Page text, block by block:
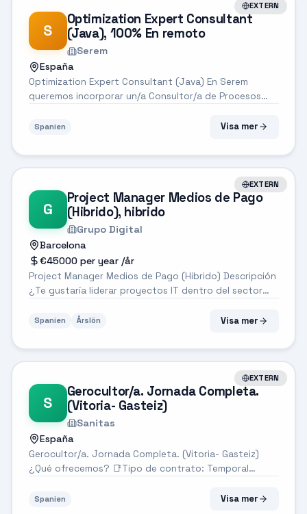
EXTERN
S
Optimization Expert Consultant
(Java), 100% En remoto
Serem
España
Optimization Expert Consultant (Java) En Serem
queremos incorporar un/a Consultor/a de Procesos
Madrid. Funciones principales: Actuar como referente
Spanien Visa mer
EXTERN
G
Project Manager Medios de Pago
(Hibrido), hibrido
Grupo Digital
Barcelona
€45000 per year/år
Project Manager Medios de Pago (Hibrido) Descripción
¿Te gustaría liderar proyectos IT dentro del sector
Recuperaciones? Buscamos una persona con visión de
Spanien Årslön Visa mer
EXTERN
S
Gerocultor/a. Jornada Completa.
(Vitoria- Gasteiz)
Sanitas
España
Gerocultor/a. Jornada Completa. (Vitoria- Gasteiz)
¿Qué ofrecemos? 📑Tipo de contrato: Temporal
Turno de trabajo: Rotativo (Mañana y Tarde) ⌛
Spanien Visa mer